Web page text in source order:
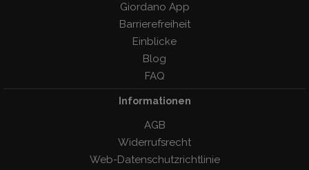
Giordano App
Barrierefreiheit
Einblicke
Blog
FAQ
Informationen
AGB
Widerrufsrecht
Web-Datenschutzrichtlinie